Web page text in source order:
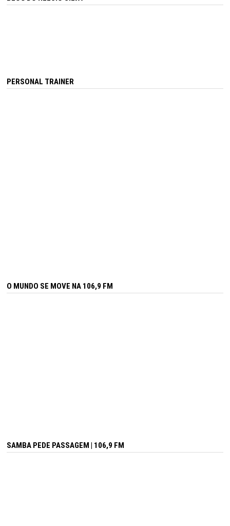
PERSONAL TRAINER
O MUNDO SE MOVE NA 106,9 FM
SAMBA PEDE PASSAGEM | 106,9 FM